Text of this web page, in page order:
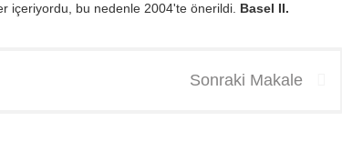
içeriyordu, bu nedenle 2004'te önerildi. Basel II.
Sonraki Makale